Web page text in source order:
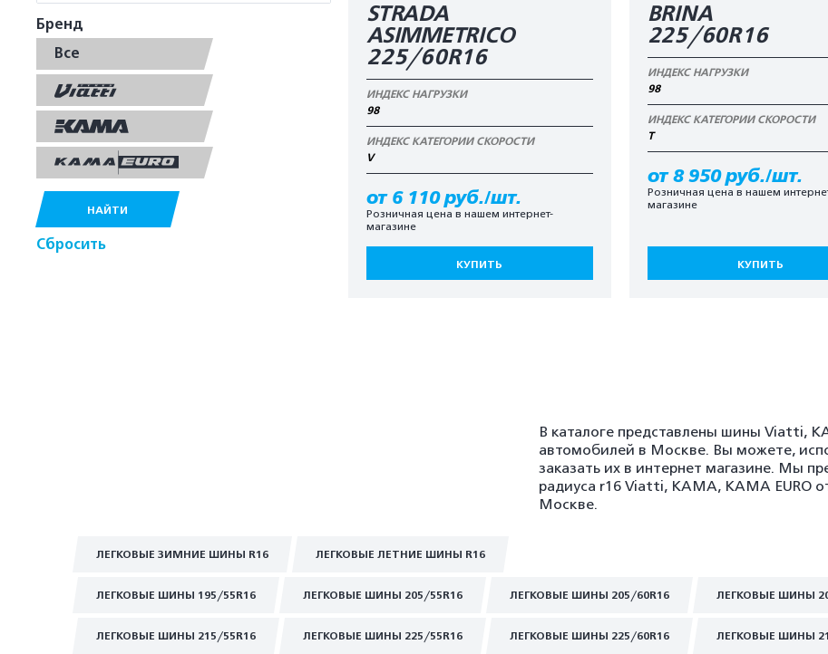
Бренд
Все
НАЙТИ
Сбросить
STRADA
ASIMMETRICO
225/60R16
ИНДЕКС НАГРУЗКИ
98
ИНДЕКС КАТЕГОРИИ СКОРОСТИ
V
от 6 110 руб./шт.
Розничная цена в нашем интернет-
магазине
КУПИТЬ
BRINA
225/60R16
ИНДЕКС НАГРУЗКИ
98
ИНДЕКС КАТЕГОРИИ СКОРОСТИ
T
от 8 950 руб./шт.
Розничная цена в нашем
магазине
КУПИТЬ
В каталоге представлены шины Viatti,
автомобилей в Москве. Вы можете,
заказать их в интернет магазине. Мы
радиуса r16 Viatti, KAMA, KAMA EURO
Москве.
ЛЕГКОВЫЕ ЗИМНИЕ ШИНЫ R16 ЛЕГКОВЫЕ ЛЕТНИЕ ШИНЫ R16
ЛЕГКОВЫЕ ШИНЫ 195/55R16 ЛЕГКОВЫЕ ШИНЫ 205/55R16 ЛЕГКОВЫЕ ШИНЫ 205/60R16 ЛЕГКОВЫЕ ШИНЫ
ЛЕГКОВЫЕ ШИНЫ 215/55R16 ЛЕГКОВЫЕ ШИНЫ 225/55R16 ЛЕГКОВЫЕ ШИНЫ 225/60R16 ЛЕГКОВЫЕ ШИНЫ